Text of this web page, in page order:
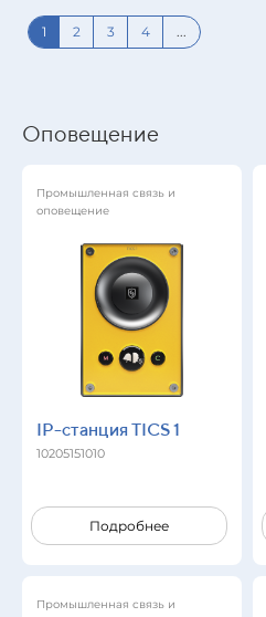
1 2 3 4 ...
Оповещение
Промышленная связь и
оповещение
IP-станция TICS 1
10205151010
Подробнее
Промышленная связь и